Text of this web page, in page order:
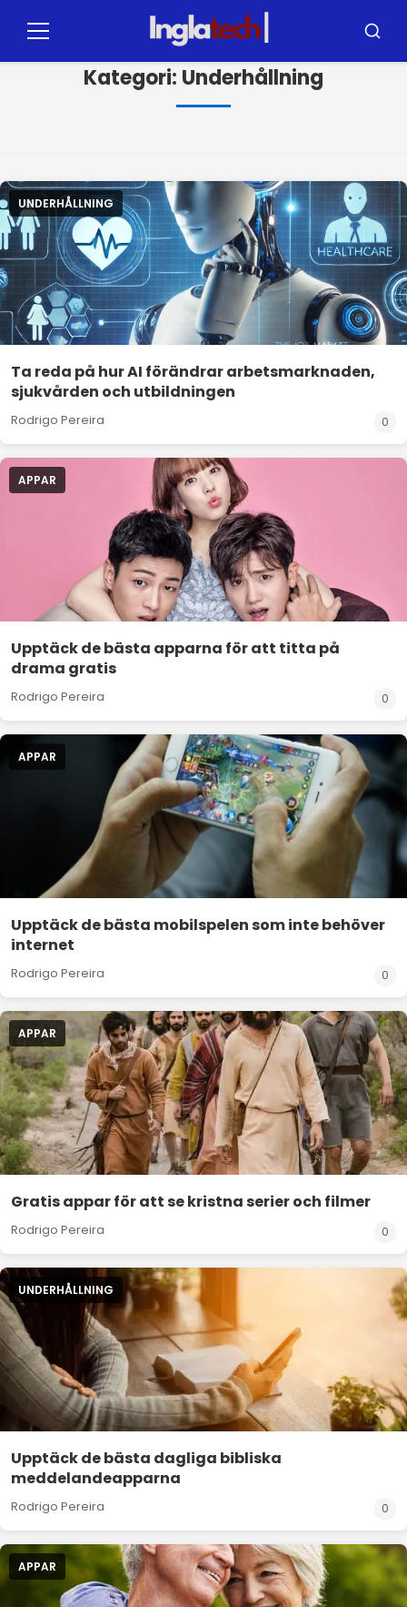
Meny Sök
Kategori: Underhållning
UNDERHÅLLNING
Ta reda på hur AI förändrar arbetsmarknaden,
sjukvården och utbildningen
Rodrigo Pereira 0
APPAR
Upptäck de bästa apparna för att titta på
drama gratis
Rodrigo Pereira 0
APPAR
Upptäck de bästa mobilspelen som inte behöver
internet
Rodrigo Pereira 0
APPAR
Gratis appar för att se kristna serier och filmer
Rodrigo Pereira 0
UNDERHÅLLNING
Upptäck de bästa dagliga bibliska
meddelandeapparna
Rodrigo Pereira 0
APPAR